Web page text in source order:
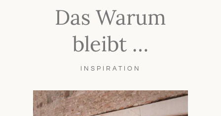
Das Warum
bleibt …
INSPIRATION